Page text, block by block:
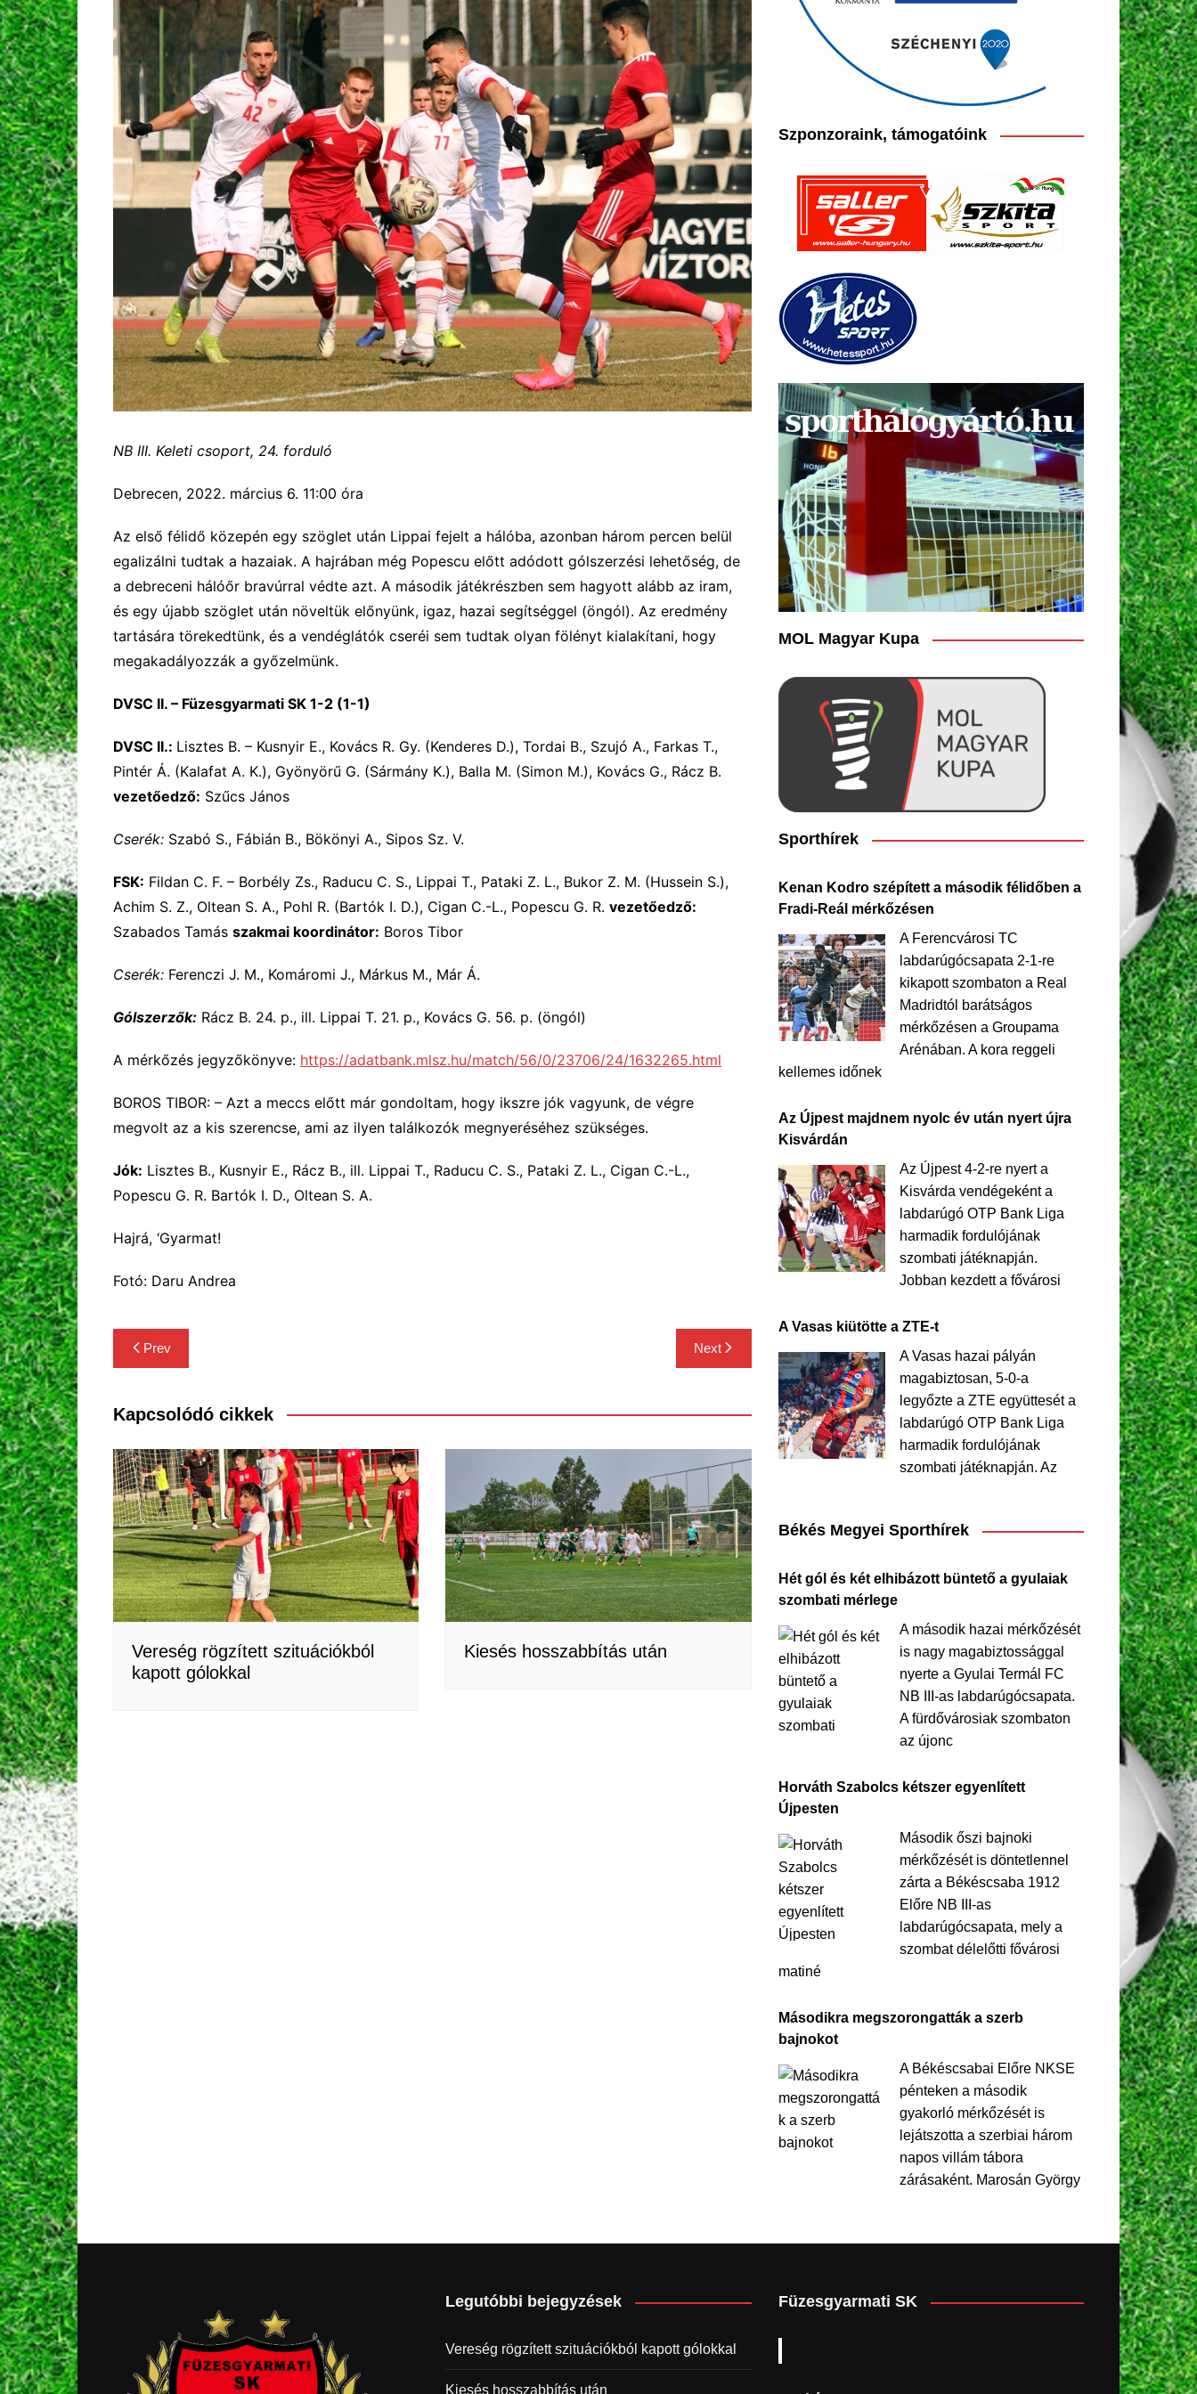
2025
2026
NB III. Keleti csoport, 24. forduló
Debrecen, 2022. március 6. 11:00 óra
Az első félidő közepén egy szöglet után Lippai fejelt a hálóba, azonban három percen belül
egalizálni tudtak a hazaiak. A hajrában még Popescu előtt adódott gólszerzési lehetőség, de
a debreceni hálóőr bravúrral védte azt. A második játékrészben sem hagyott alább az iram,
és egy újabb szöglet után növeltük előnyünk, igaz, hazai segítséggel (öngól). Az eredmény
tartására törekedtünk, és a vendéglátók cseréi sem tudtak olyan fölényt kialakítani, hogy
megakadályozzák a győzelmünk.
DVSC II. – Füzesgyarmati SK 1-2 (1-1)
DVSC II.: Lisztes B. – Kusnyir E., Kovács R. Gy. (Kenderes D.), Tordai B., Szujó A., Farkas T.,
Pintér Á. (Kalafat A. K.), Gyönyörű G. (Sármány K.), Balla M. (Simon M.), Kovács G., Rácz B.
vezetőedző: Szűcs János
Cserék: Szabó S., Fábián B., Bökönyi A., Sipos Sz. V.
FSK: Fildan C. F. – Borbély Zs., Raducu C. S., Lippai T., Pataki Z. L., Bukor Z. M. (Hussein S.),
Achim S. Z., Oltean S. A., Pohl R. (Bartók I. D.), Cigan C.-L., Popescu G. R. vezetőedző:
Szabados Tamás szakmai koordinátor: Boros Tibor
Cserék: Ferenczi J. M., Komáromi J., Márkus M., Már Á.
Gólszerzők: Rácz B. 24. p., ill. Lippai T. 21. p., Kovács G. 56. p. (öngól)
A mérkőzés jegyzőkönyve: https://adatbank.mlsz.hu/match/56/0/23706/24/1632265.html
BOROS TIBOR: – Azt a meccs előtt már gondoltam, hogy ikszre jók vagyunk, de végre
megvolt az a kis szerencse, ami az ilyen találkozók megnyeréséhez szükséges.
Jók: Lisztes B., Kusnyir E., Rácz B., ill. Lippai T., Raducu C. S., Pataki Z. L., Cigan C.-L.,
Popescu G. R. Bartók I. D., Oltean S. A.
Hajrá, ‘Gyarmat!
Fotó: Daru Andrea
Bejegyzés
navigáció
Prev Next
Kapcsolódó cikkek
Vereség rögzített szituációkból
kapott gólokkal
Kiesés hosszabbítás után
Szponzoraink, támogatóink
MOL Magyar Kupa
Sporthírek
Kenan Kodro szépített a második félidőben a
Fradi-Reál mérkőzésen
A Ferencvárosi TC
labdarúgócsapata 2-1-re
kikapott szombaton a Real
Madridtól barátságos
mérkőzésen a Groupama
Arénában. A kora reggeli
kellemes időnek
Az Újpest majdnem nyolc év után nyert újra
Kisvárdán
Az Újpest 4-2-re nyert a
Kisvárda vendégeként a
labdarúgó OTP Bank Liga
harmadik fordulójának
szombati játéknapján.
Jobban kezdett a fővárosi
A Vasas kiütötte a ZTE-t
A Vasas hazai pályán
magabiztosan, 5-0-a
legyőzte a ZTE együttesét a
labdarúgó OTP Bank Liga
harmadik fordulójának
szombati játéknapján. Az
Békés Megyei Sporthírek
Hét gól és két elhibázott büntető a gyulaiak
szombati mérlege
A második hazai mérkőzését
is nagy magabiztossággal
nyerte a Gyulai Termál FC
NB III-as labdarúgócsapata.
A fürdővárosiak szombaton
az újonc
Horváth Szabolcs kétszer egyenlített
Újpesten
Második őszi bajnoki
mérkőzését is döntetlennel
zárta a Békéscsaba 1912
Előre NB III-as
labdarúgócsapata, mely a
szombat délelőtti fővárosi
matiné
Másodikra megszorongatták a szerb
bajnokot
A Békéscsabai Előre NKSE
pénteken a második
gyakorló mérkőzését is
lejátszotta a szerbiai három
napos villám tábora
zárásaként. Marosán György
Legutóbbi bejegyzések
Vereség rögzített szituációkból kapott gólokkal
Kiesés hosszabbítás után
Füzesgyarmati SK